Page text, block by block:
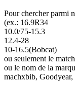
Pour chercher parmi
(ex.: 16.9R34
10.0/75-15.3
12.4-28
10-16.5(Bobcat)
ou seulement le
ou le nom de la
machxbib,